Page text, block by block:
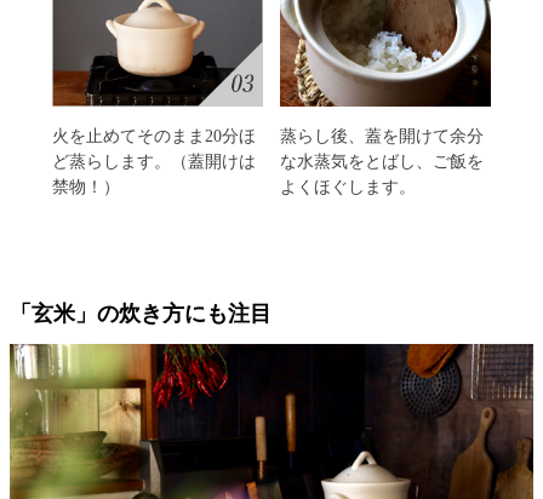
火を止めてそのまま20分ほ
ど蒸らします。（蓋開けは
禁物！）
蒸らし後、蓋を開けて余分
な水蒸気をとばし、ご飯を
よくほぐします。
「玄米」の炊き方にも注目